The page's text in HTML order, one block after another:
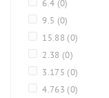
6.4 (0)
9.5 (0)
15.88 (0)
2.38 (0)
3.175 (0)
4.763 (0)